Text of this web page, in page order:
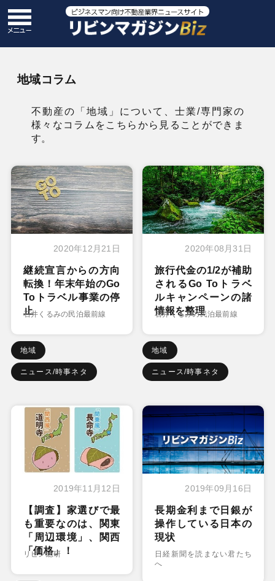
地域コラム
不動産の「地域」について、士業/専門家の
様々なコラムをこちらから見ることができま
す。
2020年12月21日
継続宣言からの方向
転換！年末年始のGo
Toトラベル事業の停
止
石井くるみの民泊最前線
地域
ニュース/時事ネタ
2020年08月31日
旅行代金の1/2が補助
されるGo Toトラベ
ルキャンペーンの諸
情報を整理
石井くるみの民泊最前線
地域
ニュース/時事ネタ
2019年11月12日
【調査】家選びで最
も重要なのは、関東
「周辺環境」、関西
「価格」！
リビン総研
2019年09月16日
長期金利まで日銀が
操作している日本の
現状
日経新聞を読まない君たち
へ